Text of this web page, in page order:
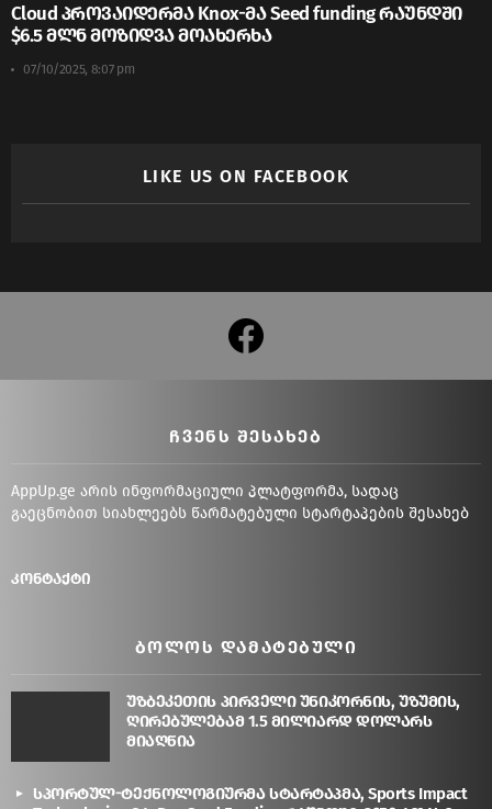
Cloud პროვაიდერმა Knox-მა Seed funding რაუნდში
$6.5 მლნ მოზიდვა მოახერხა
07/10/2025, 8:07 pm
LIKE US ON FACEBOOK
facebook
ᲩᲕᲔᲜᲡ ᲨᲔᲡᲐᲮᲔᲑ
AppUp.ge არის ინფორმაციული პლატფორმა, სადაც
გაეცნობით სიახლეებს წარმატებული სტარტაპების შესახებ
კონტაქტი
ᲑᲝᲚᲝᲡ ᲓᲐᲛᲐᲢᲔᲑᲣᲚᲘ
უზბეკეთის პირველი უნიკორნის, უზუმის,
ღირებულებამ 1.5 მილიარდ დოლარს
მიაღწია
სპორტულ-ტექნოლოგიურმა სტარტაპმა, Sports Impact